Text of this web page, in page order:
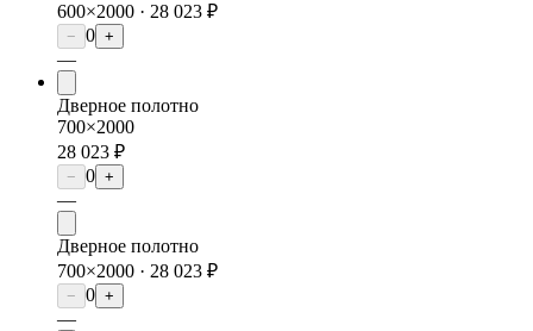
600×2000 · 28 023 ₽
− 0 +
—
Дверное полотно
700×2000
28 023 ₽
− 0 +
—
Дверное полотно
700×2000 · 28 023 ₽
− 0 +
—